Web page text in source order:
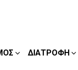
ΔΙΑΤΡΟΦΉ